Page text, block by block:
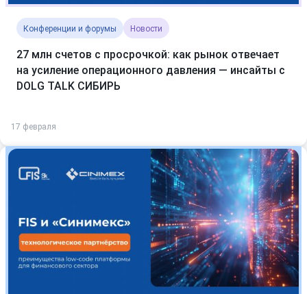
Конференции и форумы Новости
27 млн счетов с просрочкой: как рынок отвечает
на усиление операционного давления — инсайты с
DOLG TALK СИБИРЬ
17 февраля